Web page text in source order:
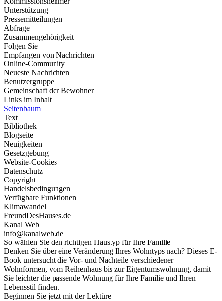
Unterstützung
Pressemitteilungen
Abfrage
Zusammengehörigkeit
Folgen Sie
Empfangen von Nachrichten
Online-Community
Neueste Nachrichten
Benutzergruppe
Gemeinschaft der Bewohner
Links im Inhalt
Seitenbaum
Text
Bibliothek
Blogseite
Neuigkeiten
Gesetzgebung
Website-Cookies
Datenschutz
Copyright
Handelsbedingungen
Verfügbare Funktionen
Klimawandel
FreundDesHauses.de
Kanal Web
info@kanalweb.de
So wählen Sie den richtigen Haustyp für Ihre Familie
Denken Sie über eine Veränderung Ihres Wohntyps nach? Dieses E-
Book untersucht die Vor- und Nachteile verschiedener
Wohnformen, vom Reihenhaus bis zur Eigentumswohnung, damit
Sie leichter die passende Wohnung für Ihre Familie und Ihren
Lebensstil finden.
Beginnen Sie jetzt mit der Lektüre